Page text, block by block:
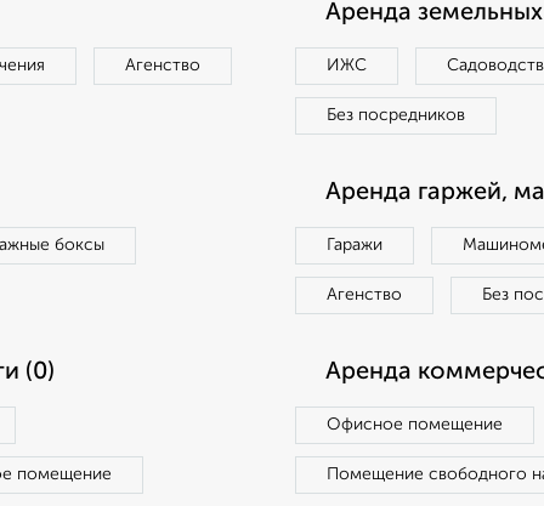
Агенство
Аренда земельных
ИЖС
Без посредников
боксы
Аренда гаржей,
Гаражи
Агенство Без
(0)
помещение
Аренда
Офисное помещение
Помещение свободного